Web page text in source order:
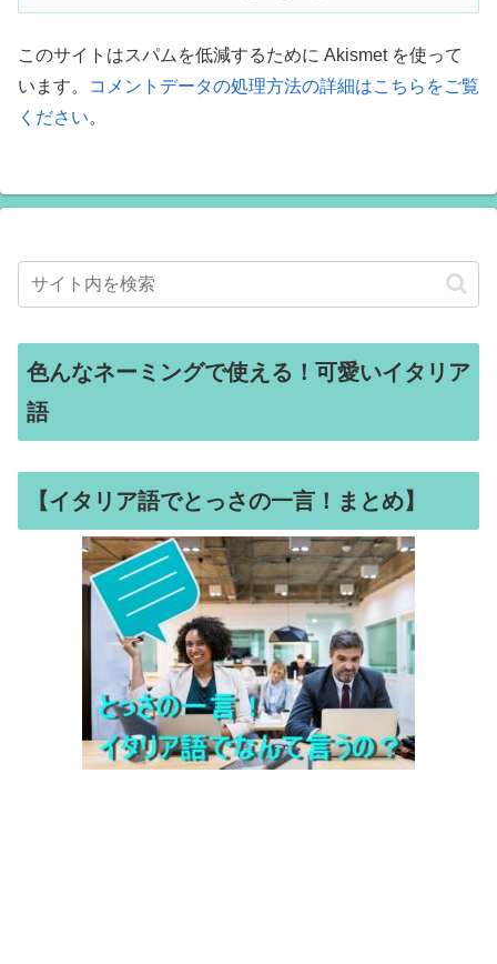
このサイトはスパムを低減するために Akismet を使って
います。
コメントデータの処理方法の詳細はこちらをご覧
ください。
色んなネーミングで使える！可愛いイタリア
語
【イタリア語でとっさの一言！まとめ】